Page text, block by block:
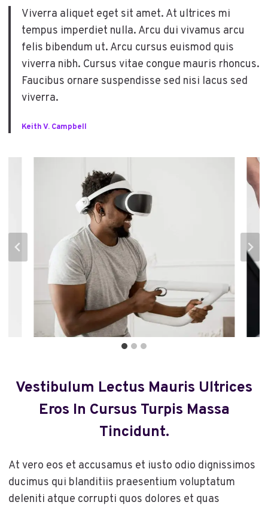
Viverra aliquet eget sit amet. At ultrices mi
tempus imperdiet nulla. Arcu dui vivamus arcu
felis bibendum ut. Arcu cursus euismod quis
viverra nibh. Cursus vitae congue mauris rhoncus.
Faucibus ornare suspendisse sed nisi lacus sed
viverra.
Keith V. Campbell
Vestibulum Lectus Mauris Ultrices
Eros In Cursus Turpis Massa
Tincidunt.
At vero eos et accusamus et iusto odio dignissimos
ducimus qui blanditiis praesentium voluptatum
deleniti atque corrupti quos dolores et quas